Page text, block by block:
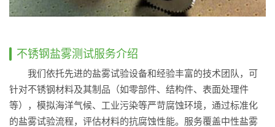
不锈钢盐雾测试服务介绍
我们依托先进的盐雾试验设备和经验丰富的技术团队，可
针对不锈钢材料及其制品（如零部件、结构件、表面处理件
等），模拟海洋气候、工业污染等严苛腐蚀环境，通过标准化
的盐雾试验流程，评估材料的抗腐蚀性能。服务覆盖中性盐雾